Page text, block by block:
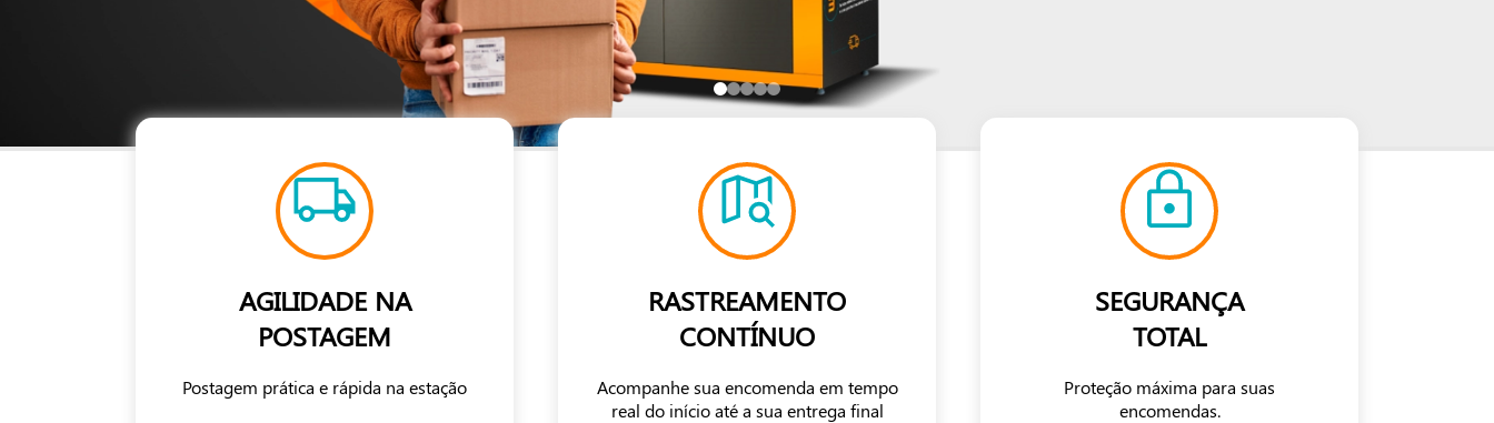
AGILIDADE NA
POSTAGEM
Postagem prática e rápida na estação
RASTREAMENTO
CONTÍNUO
Acompanhe sua encomenda em tempo
real do início até a sua entrega final
SEGURANÇA
TOTAL
Proteção máxima para suas
encomendas.